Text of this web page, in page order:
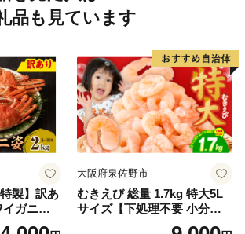
品も見ています
製】訳あ
ガニ姿2
)×2》【e
大阪府泉佐野市
むきえび 総量 1.7kg 特大5L
サイズ【下処理不要 小分け 8
50g×2P 訳あり サイズ不揃い